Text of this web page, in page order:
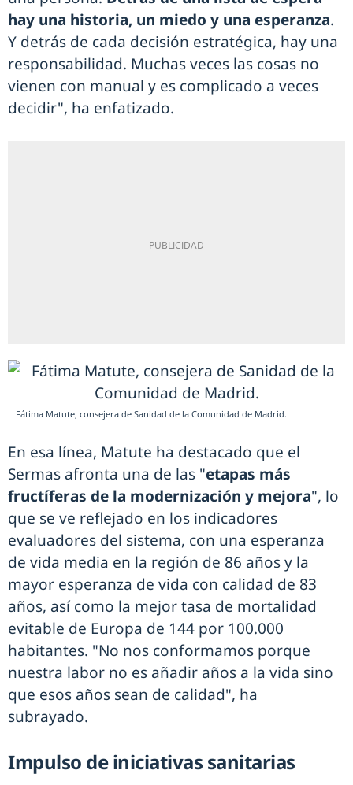
hay una historia, un miedo y una esperanza.
Y detrás de cada decisión estratégica, hay una
responsabilidad. Muchas veces las cosas no
vienen con manual y es complicado a veces
decidir", ha enfatizado.
Fátima Matute, consejera de Sanidad de la Comunidad de Madrid.
En esa línea, Matute ha destacado que el
Sermas afronta una de las "etapas más
fructíferas de la modernización y mejora", lo
que se ve reflejado en los indicadores
evaluadores del sistema, con una esperanza
de vida media en la región de 86 años y la
mayor esperanza de vida con calidad de 83
años, así como la mejor tasa de mortalidad
evitable de Europa de 144 por 100.000
habitantes. "No nos conformamos porque
nuestra labor no es añadir años a la vida sino
que esos años sean de calidad", ha
subrayado.
Impulso de iniciativas sanitarias